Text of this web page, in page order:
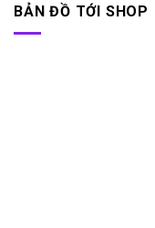
BẢN ĐỒ TỚI SHOP